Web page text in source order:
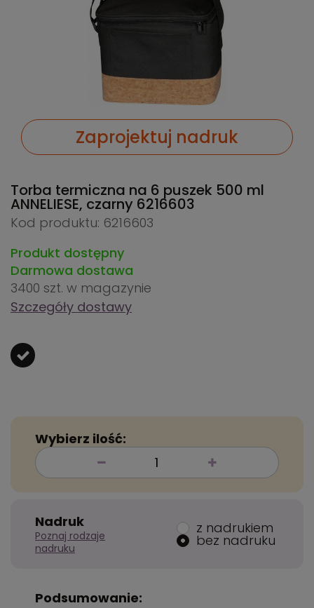
Zaprojektuj nadruk
Torba termiczna na 6 puszek 500 ml
ANNELIESE, czarny 6216603
Kod produktu: 6216603
Produkt dostępny
Darmowa dostawa
3400 szt. w magazynie
Szczegóły dostawy
Wybierz ilość:
Nadruk
Poznaj rodzaje
nadruku
z nadrukiem
bez nadruku
Podsumowanie: